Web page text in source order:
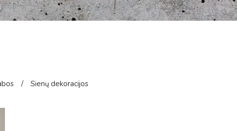
/ Sienų dekoracijos